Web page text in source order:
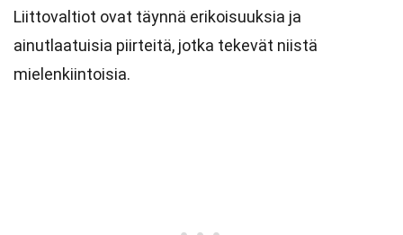
Liittovaltiot ovat täynnä erikoisuuksia ja
ainutlaatuisia piirteitä, jotka tekevät niistä
mielenkiintoisia.